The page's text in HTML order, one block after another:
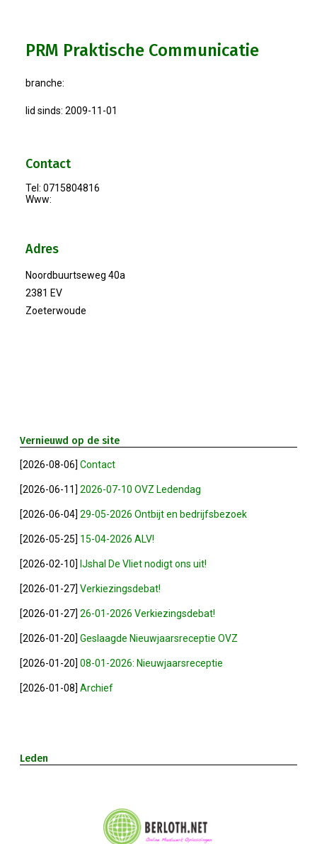
Verkiezingsdebat!
2025-01-02 Van De Voorzitter
Ontbijt Bij De Buren In Leiderdorp!
Nieuwjaarsreceptie In Sfeer
Prachtige (leden-)dag 2023
Mooi Bezoek Aan Mulder Shipyard
2023-05-31: Digitaliserings-Vouchers
Notulen ALV 2023
Save The Date: 13 April 2023
Oplichters Benaderen OVZ
PRM Praktische Communicatie
branche:
lid sinds: 2009-11-01
Contact
Tel: 0715804816
Www:
Adres
Noordbuurtseweg 40a
2381 EV
Zoeterwoude
Vernieuwd op de site
[2026-08-06] Contact
[2026-06-11] 2026-07-10 OVZ Ledendag
[2026-06-04] 29-05-2026 Ontbijt en bedrijfsbezoek
[2026-05-25] 15-04-2026 ALV!
[2026-02-10] IJshal De Vliet nodigt ons uit!
[2026-01-27] Verkiezingsdebat!
[2026-01-27] 26-01-2026 Verkiezingsdebat!
[2026-01-20] Geslaagde Nieuwjaarsreceptie OVZ
[2026-01-20] 08-01-2026: Nieuwjaarsreceptie
[2026-01-08] Archief
Leden